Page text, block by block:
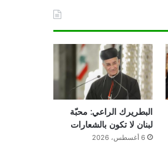
البطريرك الراعي: محبّة
لبنان لا تكون بالشعارات
6 أغسطس، 2026